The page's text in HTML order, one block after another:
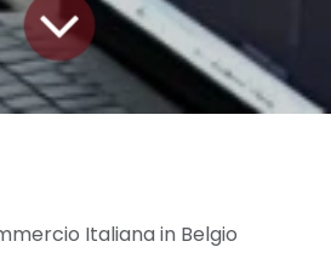
Italiana in Belgio